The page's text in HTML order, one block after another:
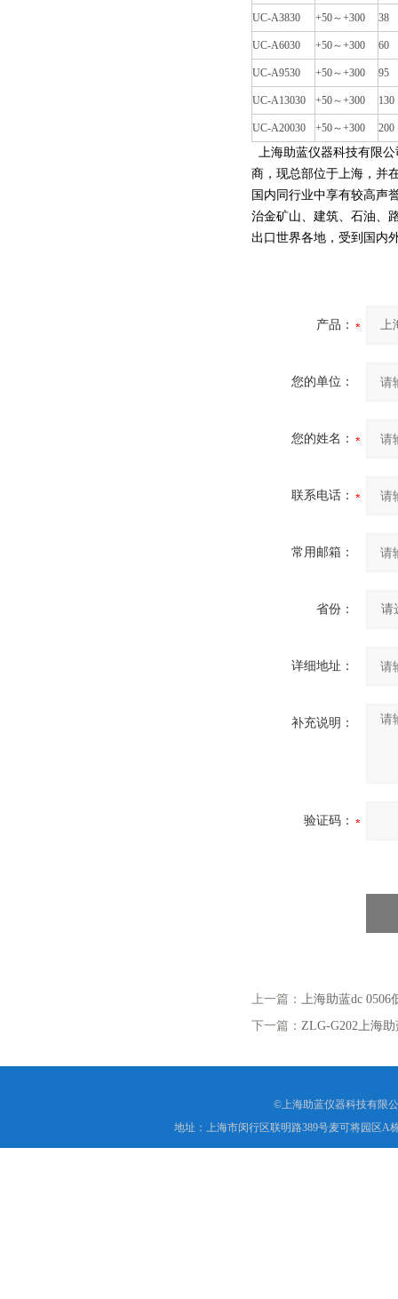
UC-A3830
+50～+300 38
UC-A6030 +50～+300 60
UC-A9530 +50～+300 95
UC-A13030 +50～+300 130
UC-A20030 +50～+300 200
上海助蓝仪器科技有限
商，现总部位于上海，并
国内同行业中享有较高声
治金矿山、建筑、石油、
出口世界各地，受到国内
产品：
您的单位：
您的姓名：
联系电话：
常用邮箱：
省份：
详细地址：
补充说明：
验证码：
上一篇： 上海助蓝dc 0506
下一篇： ZLG-G202上海
©上海助蓝仪器科技有限
地址：上海市闵行区联明路389号麦可将园区A